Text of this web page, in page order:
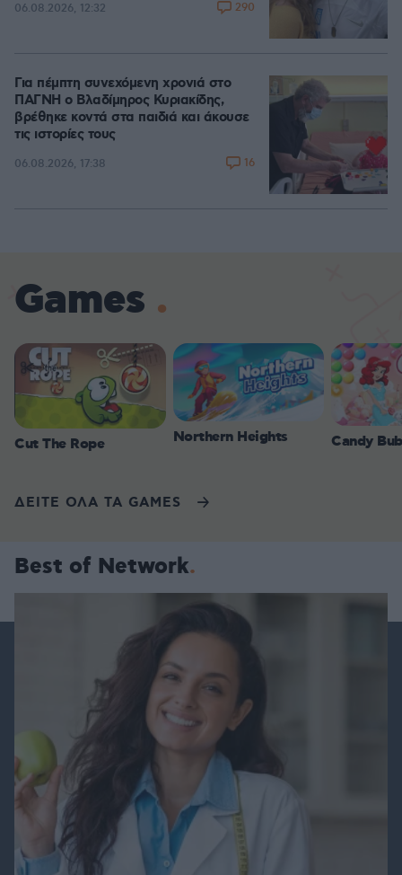
06.08.2026, 12:32 290
Για πέμπτη συνεχόμενη χρονιά στο
ΠΑΓΝΗ ο Βλαδίμηρος Κυριακίδης,
βρέθηκε κοντά στα παιδιά και άκουσε
τις ιστορίες τους
06.08.2026, 17:38 16
Games
Cut The Rope Northern Heights Candy
ΔΕΙΤΕ ΟΛΑ ΤΑ GAMES
Best of Network